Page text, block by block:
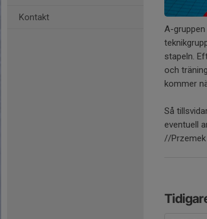
Kontakt
A-
stapeln.
och
kommer
Så
eventuell
//Przemek